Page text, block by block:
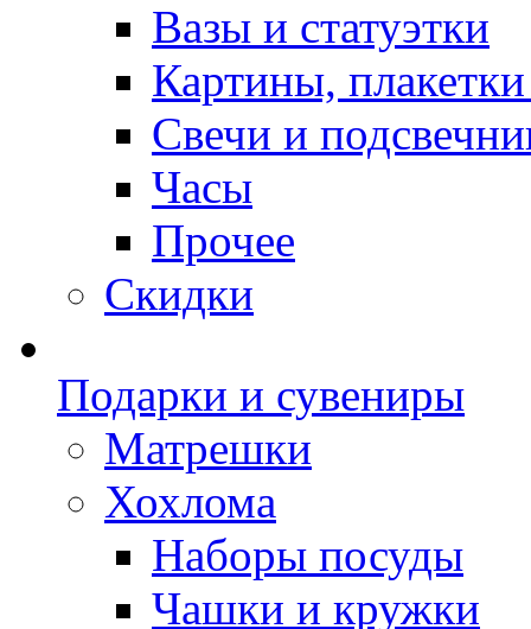
Вазы и статуэтки
Картины,
Свечи и
Часы
Прочее
Скидки
Подарки и сувениры
Матрешки
Хохлома
Наборы посуды
Чашки и кружки